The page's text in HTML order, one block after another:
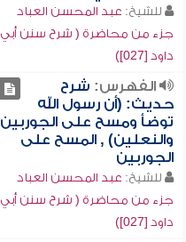
للشيخ: عبد المحسن العباد
جزء من محاضرة ( شرح سنن أبي
داود [027])
الفهرس: شرح
حديث: (أن رسول الله
توضأ ومسح على الجوربين
والنعلين) , المسح على
الجوربين
للشيخ: عبد المحسن العباد
جزء من محاضرة ( شرح سنن أبي
داود [027])